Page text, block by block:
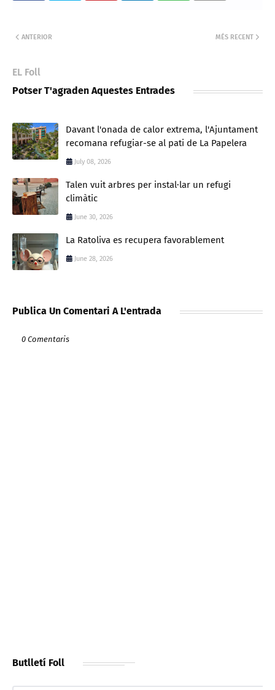
MÉS RECENT
ANTERIOR
EL Foll
Potser T'agraden Aquestes Entrades
Davant l'onada de calor extrema, l'Ajuntament
recomana refugiar-se al pati de La Papelera
July 08, 2026
Talen vuit arbres per instal·lar un refugi
climàtic
June 30, 2026
La Ratoliva es recupera favorablement
June 28, 2026
Publica Un Comentari A L'entrada
0 Comentaris
Butlletí Foll